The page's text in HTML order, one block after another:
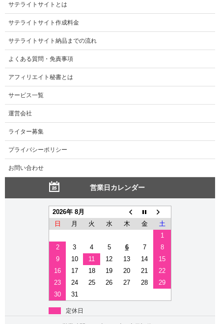
サテライトサイトとは
サテライトサイト作成料金
サテライトサイト納品までの流れ
よくある質問・免責事項
アフィリエイト秘書とは
サービス一覧
運営会社
ライター募集
プライバシーポリシー
お問い合わせ
営業日カレンダー
2026年 8月
日
月 火 水 木 金
土
1
2
3 4 5 6 7
8
9
10 11 12 13 14
15
16
17 18 19 20 21
22
23
24 25 26 27 28
29
30
31
定休日